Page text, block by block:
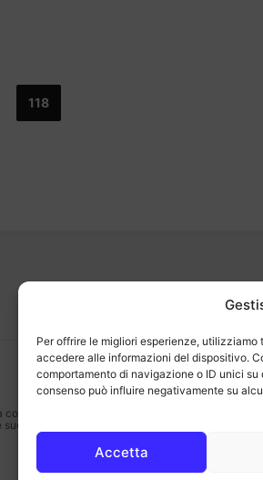
Per offrire le migliori esperienze,
accedere alle informazioni del dispositivo.
comportamento di navigazione o ID unici
consenso può influire negativamente su
Accetta
118
pubblicitaria
affiliate.